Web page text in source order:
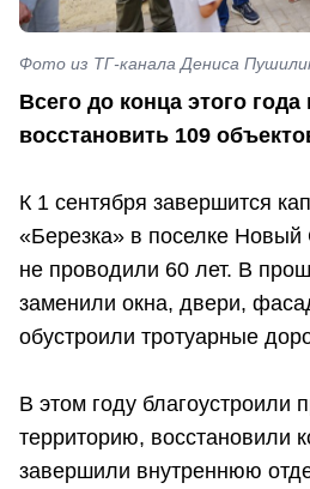
Фото из ТГ-канала Дениса
Всего до конца этого года
восстановить 109
К 1 сентября завершится
«Березка» в поселке Новый
не проводили 60 лет. В
заменили окна, двери,
обустроили тротуарные
В этом году благоустроили
территорию, восстановили
завершили внутреннюю